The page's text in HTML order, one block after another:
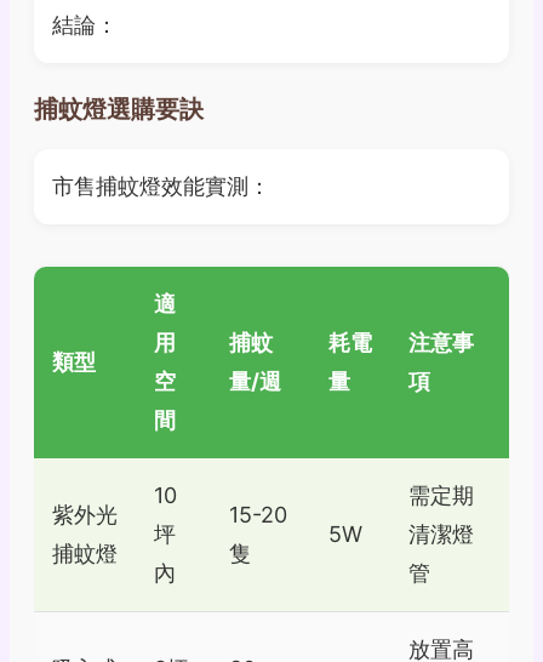
結論：
捕蚊燈選購要訣
市售捕蚊燈效能實測：
類型
適
用
空
間
捕蚊
量/週
耗電
量
注意事
項
紫外光
捕蚊燈
10
坪
內
15-20
隻
5W
需定期
清潔燈
管
放置高